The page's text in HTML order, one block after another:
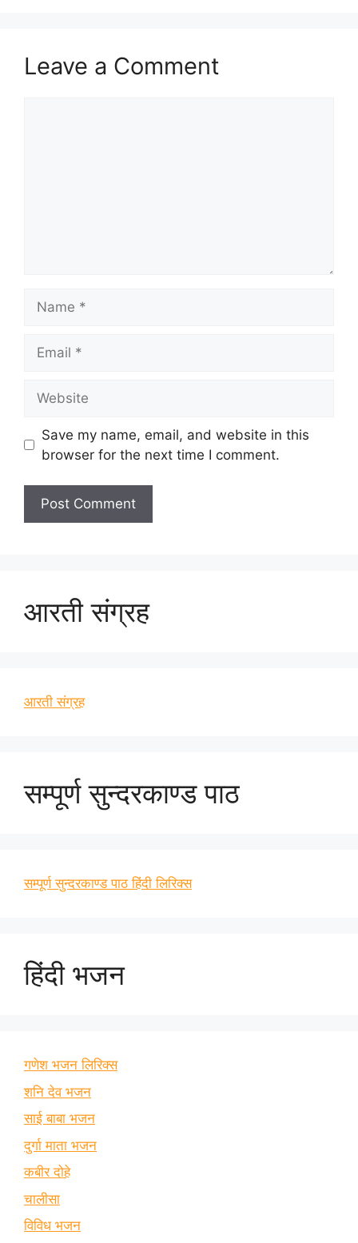
Leave a Comment
Save my name, email, and website in this
browser for the next time I comment.
आरती संग्रह
आरती संग्रह
सम्पूर्ण सुन्दरकाण्ड पाठ
सम्पूर्ण सुन्दरकाण्ड पाठ हिंदी लिरिक्स
हिंदी भजन
गणेश भजन लिरिक्स
शनि देव भजन
साई बाबा भजन
दुर्गा माता भजन
कबीर दोहे
चालीसा
विविध भजन